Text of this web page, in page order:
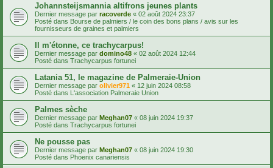
Johannsteijsmannia altifrons jeunes plants
Dernier message par racoverde « 02 août 2024 23:37
Posté dans Bourse de palmiers / le coin des bons plans / avis sur les
fournisseurs de graines et palmiers
Il m'étonne, ce trachycarpus!
Dernier message par domino48 « 02 août 2024 12:44
Posté dans Trachycarpus fortunei
Latania 51, le magazine de Palmeraie-Union
Dernier message par olivier971 « 12 juin 2024 08:58
Posté dans L'association Palmeraie Union
Palmes sèche
Dernier message par Meghan07 « 08 juin 2024 19:37
Posté dans Trachycarpus fortunei
Ne pousse pas
Dernier message par Meghan07 « 08 juin 2024 19:30
Posté dans Phoenix canariensis